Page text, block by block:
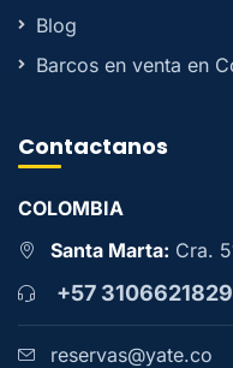
Blog
Barcos en venta en
Contactanos
COLOMBIA
Santa Marta: Cra.
+57 3106621829
reservas@yate.co